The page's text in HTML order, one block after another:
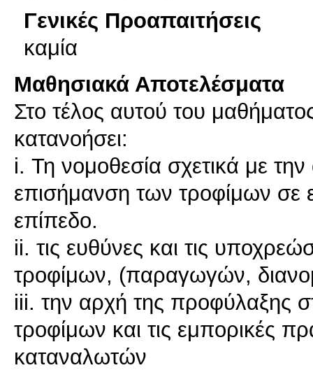
Γενικές Προαπαιτήσεις
καμία
Μαθησιακά Αποτελέσματα
Στο τέλος αυτού του
κατανοήσει:
i. Τη νομοθεσία σχετικά με
επισήμανση των τροφίμων σε
επίπεδο.
ii. τις ευθύνες και τις
τροφίμων, (παραγωγών,
iii. την αρχή της προφύλαξης
τροφίμων και τις εμπορικές
καταναλωτών